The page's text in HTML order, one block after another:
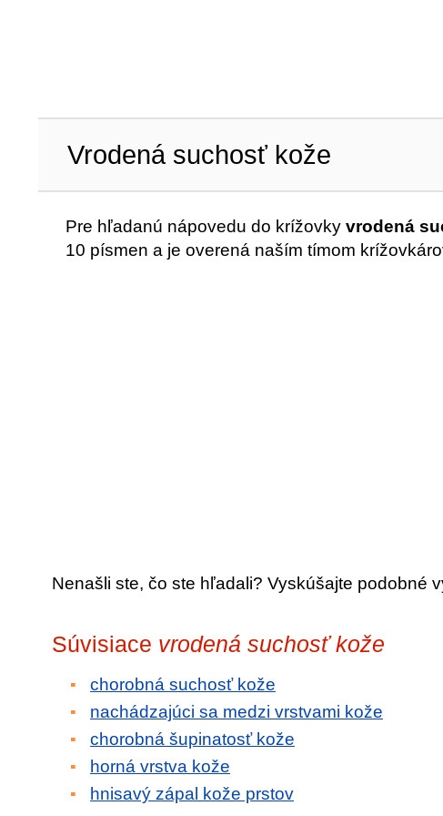
Vrodená suchosť kože
Pre hľadanú nápovedu do krížovky vrodená
10 písmen a je overená naším tímom
Nenašli ste, čo ste hľadali? Vyskúšajte podobné
Súvisiace vrodená suchosť kože
chorobná suchosť kože
nachádzajúci sa medzi vrstvami kože
chorobná šupinatosť kože
horná vrstva kože
hnisavý zápal kože prstov